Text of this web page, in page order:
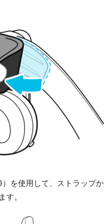
）を使用して、ストラップか
す。